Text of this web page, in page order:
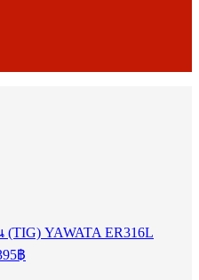
YAWATA ER316L
฿